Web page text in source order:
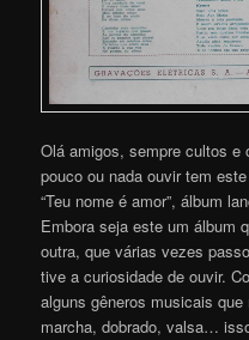
Olá amigos, sempre cultos
pouco ou nada ouvir tem
“Teu nome é amor”, álbum
Embora seja este um álbum
outra, que várias vezes
tive a curiosidade de ouvir.
alguns gêneros musicais
marcha, dobrado, valsa…